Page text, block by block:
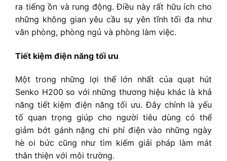
ra tiếng ồn và rung động. Điều này rất hữu ích cho
những không gian yêu cầu sự yên tĩnh tối đa như
văn phòng, phòng ngủ và phòng làm việc.
Tiết kiệm điện năng tối ưu
Một trong những lợi thế lớn nhất của quạt hút
Senko H200 so với những thương hiệu khác là khả
năng tiết kiệm điện năng tối ưu. Đây chính là yếu
tố quan trọng giúp cho người tiêu dùng có thể
giảm bớt gánh nặng chi phí điện vào những ngày
hè oi bức cũng như tìm kiếm giải pháp làm mát
thân thiện với môi trường.